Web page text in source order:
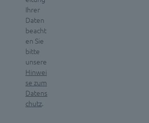
Ihrer
Daten
beacht
en Sie
bitte
unsere
Hinwei
se zum
Datens
chutz.